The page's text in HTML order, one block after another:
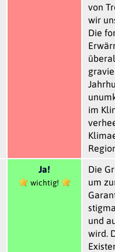
von
wir
Die
im
Ja!
wichtig!
Die
um
und
wird.